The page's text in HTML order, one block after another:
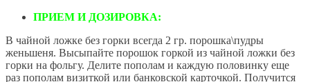
ПРИЕМ И ДОЗИРОВКА:
В чайной ложке без горки всегда 2 гр. порошка\пудры
женьшеня. Высыпайте порошок горкой из чайной ложки без
горки на фольгу. Делите пополам и каждую половинку еще
раз пополам визиткой или банковской карточкой. Получится